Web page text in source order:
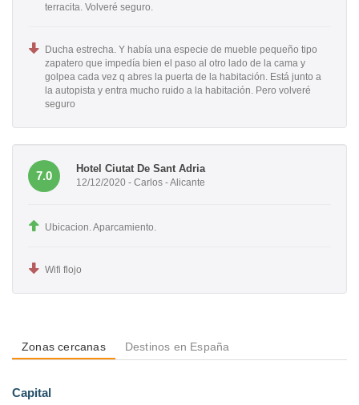
terracita. Volveré seguro.
Ducha estrecha. Y había una especie de mueble pequeño tipo
zapatero que impedía bien el paso al otro lado de la cama y
golpea cada vez q abres la puerta de la habitación. Está junto a
la autopista y entra mucho ruido a la habitación. Pero volveré
seguro
7.0
Hotel Ciutat De Sant Adria
12/12/2020 - Carlos - Alicante
Ubicacion. Aparcamiento.
Wifi flojo
Zonas cercanas Destinos en España
Capital